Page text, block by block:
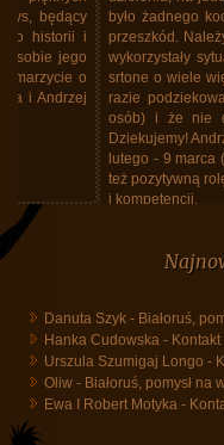
było żadnego koczowania
przeszkód. Należy wrzucić
wykorzystały sytuację i
srtone o wiele więcej niż
razie podziekowania dla
osób) i że nie
Dziekujemy! Andrzej Piersa
lutego - 9 marca (jak potem
też pozytywną rolę
i kompetencji.
Danuta Szyk-Białoruś,